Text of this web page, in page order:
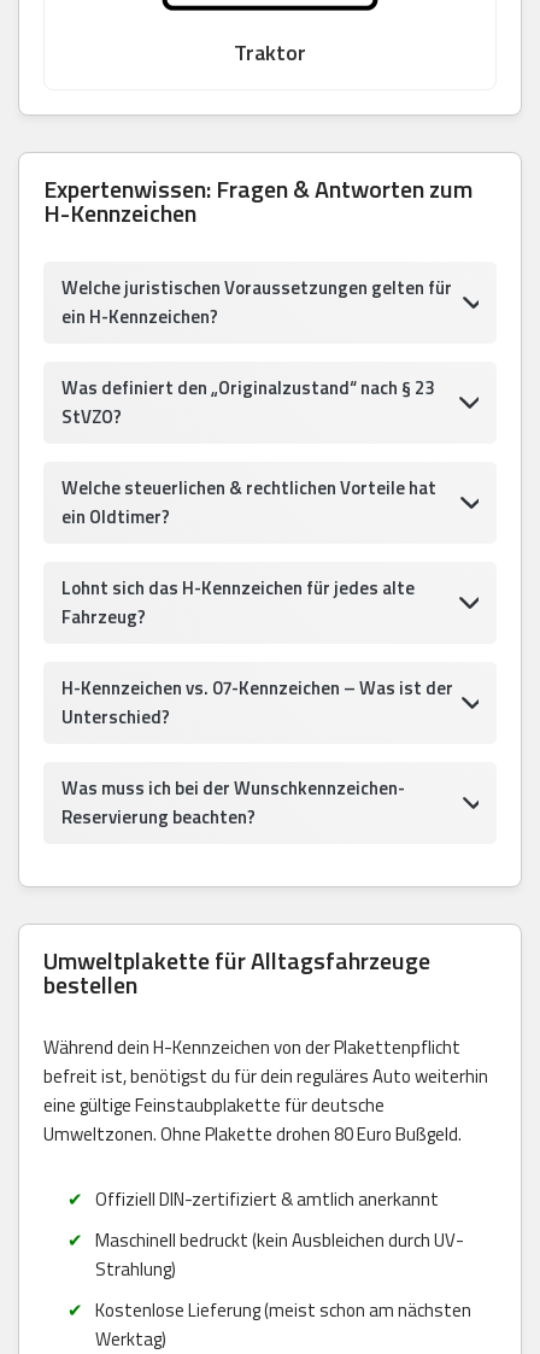
Traktor
Expertenwissen: Fragen & Antworten zum
H-Kennzeichen
Welche juristischen Voraussetzungen gelten für
ein H-Kennzeichen?
Was definiert den „Originalzustand“ nach § 23
StVZO?
Welche steuerlichen & rechtlichen Vorteile hat
ein Oldtimer?
Lohnt sich das H-Kennzeichen für jedes alte
Fahrzeug?
H-Kennzeichen vs. 07-Kennzeichen – Was ist der
Unterschied?
Was muss ich bei der Wunschkennzeichen-
Reservierung beachten?
Umweltplakette für Alltagsfahrzeuge
bestellen
Während dein H-Kennzeichen von der Plakettenpflicht
befreit ist, benötigst du für dein reguläres Auto weiterhin
eine gültige Feinstaubplakette für deutsche
Umweltzonen. Ohne Plakette drohen 80 Euro Bußgeld.
Offiziell DIN-zertifiziert & amtlich anerkannt
Maschinell bedruckt (kein Ausbleichen durch UV-
Strahlung)
Kostenlose Lieferung (meist schon am nächsten
Werktag)